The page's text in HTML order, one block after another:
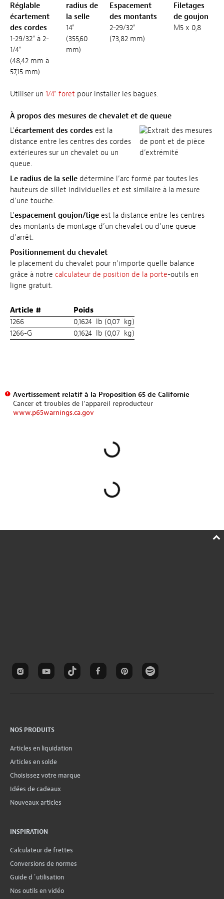
Réglable
écartement
des cordes
1-29/32" à 2-
1/4"
(48,42 mm à
57,15 mm)
radius de
la selle
14"
(355,60
mm)
Espacement
des montants
2-29/32"
(73,82 mm)
Filetages
de goujon
M5 x 0,8
Utiliser un 1/4" foret pour installer les bagues.
À propos des mesures de chevalet et de queue
L’écartement des cordes est la
distance entre les centres des cordes
extérieures sur un chevalet ou un
queue.
Le radius de la selle détermine l’arc formé par toutes les
hauteurs de sillet individuelles et est similaire à la mesure
d’une touche.
L’espacement goujon/tige est la distance entre les centres
des montants de montage d’un chevalet ou d’une queue
d’arrêt.
Positionnement du chevalet
le placement du chevalet pour n’importe quelle balance
grâce à notre calculateur de position de la porte-outils en
ligne gratuit.
Article #
Poids
1266
0,1624 lb (0,07 kg)
1266-G
0,1624 lb (0,07 kg)
Avertissement relatif à la Proposition 65 de Californie
Cancer et troubles de l’appareil reproducteur
www.p65warnings.ca.gov
NOS PRODUITS
Articles en liquidation
Articles en solde
Choisissez votre marque
Idées de cadeaux
Nouveaux articles
INSPIRATION
Calculateur de frettes
Conversions de normes
Guide d´utilisation
Nos outils en vidéo